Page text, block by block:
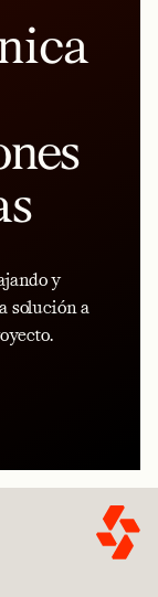
y
solución a